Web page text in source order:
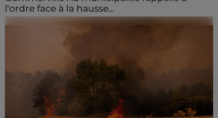
l'ordre face à la hausse...